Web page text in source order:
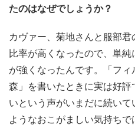
たのはなぜでしょうか？
カヴァー、菊地さんと服部
比率が高くなったので、単
が強くなったんです。「フ
森」を書いたときに実は好
いという声がいまだに続い
ようなおこがましい気持ち